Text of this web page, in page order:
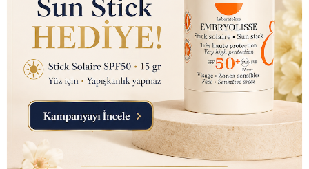
Nutraxin D3K2 (Kemik ve
Bağışıklık Desteği) Gıda
Takviyesi Sprey (207 Puf)
30ml